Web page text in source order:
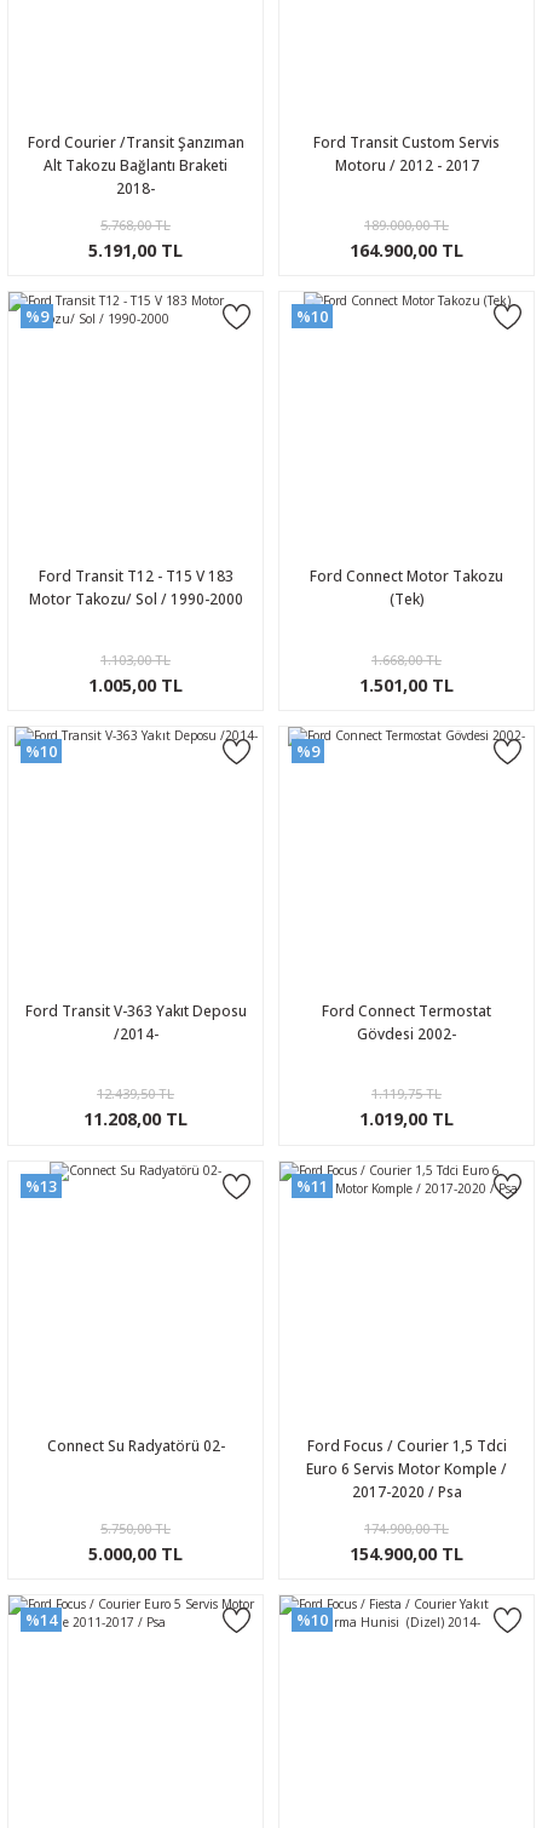
Ford Courier /Transit Şanzıman
Alt Takozu Bağlantı Braketi
2018-
5.768,00 TL
5.191,00 TL
Ford Transit Custom Servis
Motoru / 2012 - 2017
189.000,00 TL
164.900,00 TL
%9
Ford Transit T12 - T15 V 183
Motor Takozu/ Sol / 1990-2000
1.103,00 TL
1.005,00 TL
%10
Ford Connect Motor Takozu
(Tek)
1.668,00 TL
1.501,00 TL
%10
Ford Transit V-363 Yakıt Deposu
/2014-
12.439,50 TL
11.208,00 TL
%9
Ford Connect Termostat
Gövdesi 2002-
1.119,75 TL
1.019,00 TL
%13
Connect Su Radyatörü 02-
5.750,00 TL
5.000,00 TL
%11
Ford Focus / Courier 1,5 Tdci
Euro 6 Servis Motor Komple /
2017-2020 / Psa
174.900,00 TL
154.900,00 TL
%14 %10